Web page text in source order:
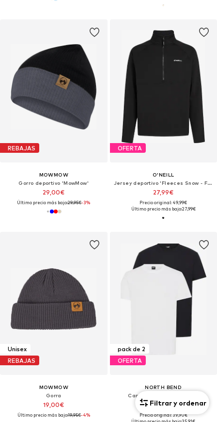
REBAJAS
MOWMOW
Gorro deportivo 'MowMow'
29,00€
Último precio más bajo:29,95€-3%
OFERTA
O'NEILL
Jersey deportivo 'Fleeces Snow - Fwc'cruz'
27,99€
Precio original: 49,99€
Último precio más bajo:27,99€
Unisex
REBAJAS
MOWMOW
Gorra
19,00€
Último precio más bajo:19,95€-4%
pack de 2
OFERTA
NORTH BEND
Camiseta 'NBGarfinkel M'
35,91€
Precio original: 39,90€
Filtrar y ordenar